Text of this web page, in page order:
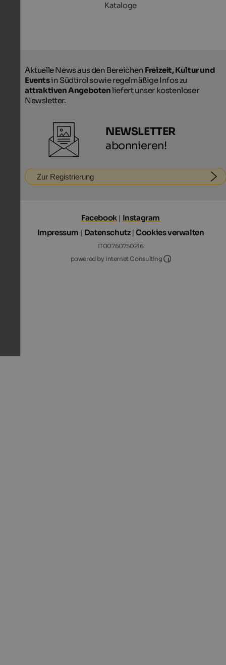
Kataloge
Aktuelle News aus den Bereichen Freizeit, Kultur und
Eventsin Südtirol sowie regelmäßige Infos zu
attraktiven Angebotenliefert unser kostenloser
Newsletter.
NEWSLETTER
abonnieren!
Zur Registrierung
Facebook | Instagram
Impressum | Datenschutz|Cookies verwalten
IT00760750216
powered by Internet Consulting
Internet